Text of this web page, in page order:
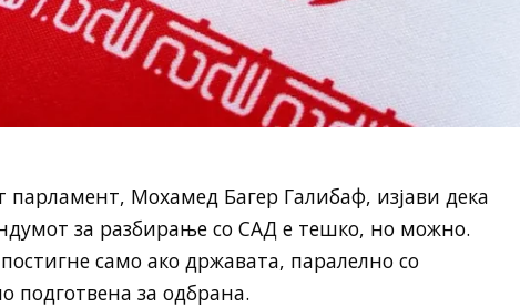
парламент, Мохамед Багер Галибаф, изјави дека
за разбирање со САД е тешко, но можно.
само ако државата, паралелно со
подготвена за одбрана.